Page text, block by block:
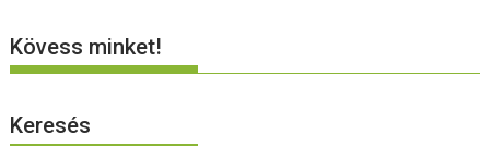
Kövess minket!
Keresés